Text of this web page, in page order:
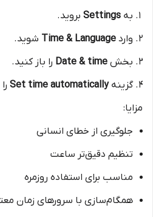
به Settings بروید.
وارد Time & Language شوید.
بخش Date & time را باز کنید.
گزینهSet time automatically
مزایا:
جلوگیری از خطای انسانی
تنظیم دقیق‌تر ساعت
مناسب برای استفاده روزمره
همگام‌سازی با سرورهای زمان